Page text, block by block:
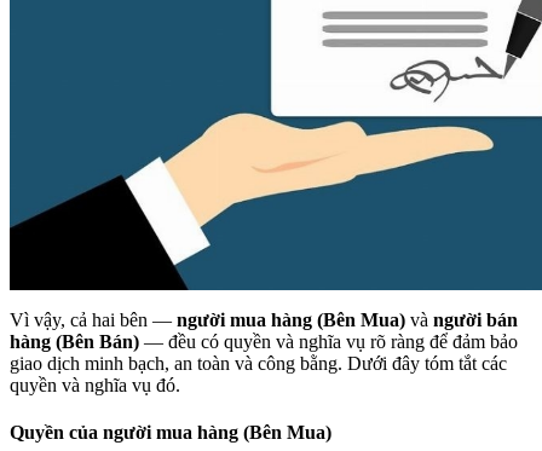
Vì vậy, cả hai bên — người mua hàng (Bên Mua) và người bán
hàng (Bên Bán) — đều có quyền và nghĩa vụ rõ ràng để đảm bảo
giao dịch minh bạch, an toàn và công bằng. Dưới đây tóm tắt các
quyền và nghĩa vụ đó.
Quyền của người mua hàng (Bên Mua)